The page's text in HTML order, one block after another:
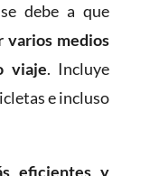
debe a que
varios medios
viaje. Incluye
e incluso
eficientes y